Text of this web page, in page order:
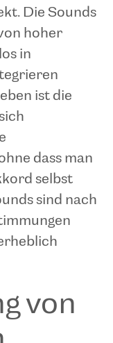
Die Sounds
hoher
in
ist die
dass man
selbst
sind nach
von